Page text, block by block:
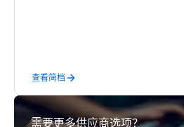
late model luxury vehicles to the
highly experienced and professional
team of chauffeurs and support staff;
you will know quality when you travel
查看简档
需要更多供应商选项？